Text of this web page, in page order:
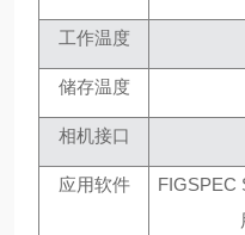
工作温度
储存温度
相机接口
应用软件
FIGSPEC